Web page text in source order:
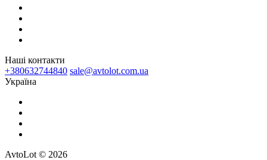
Наші контакти
+380632744840 sale@avtolot.com.ua
Українa
AvtoLot © 2026